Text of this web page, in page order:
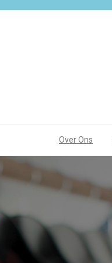
Over Ons